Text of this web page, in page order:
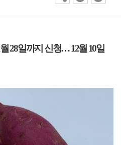
월28일까지 신청…12월10일